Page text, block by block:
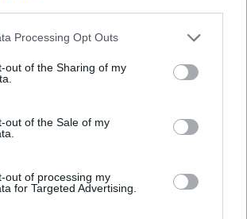
Processing Opt Outs
out of the Sharing of my
out of the Sale of my
out of processing my
for Targeted Advertising.
λίστα του Euronews για τους
2026
η
από
H Άνδρος ανάμεσα στους πιο
όμορφους και αυθεντικούς